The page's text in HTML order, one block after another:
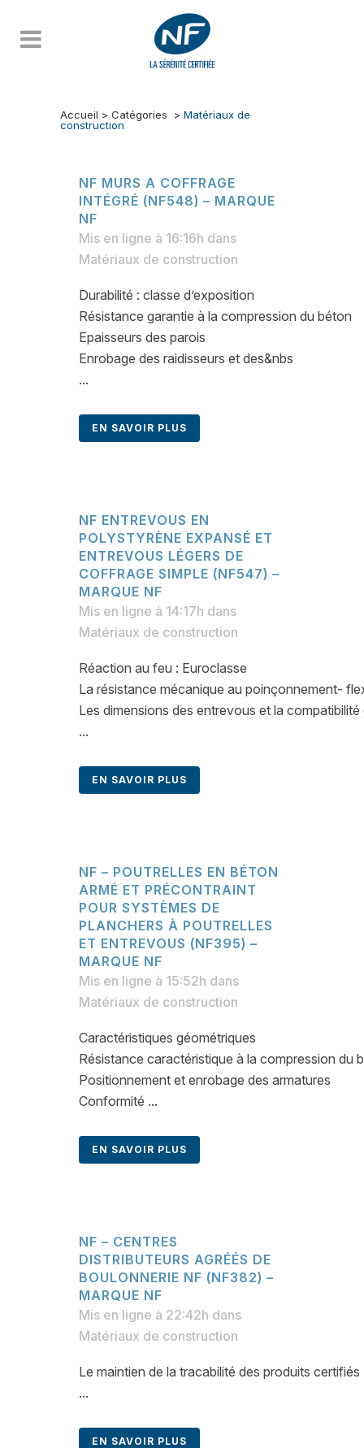
Accueil > Catégories > Matériaux de
construction
NF MURS A COFFRAGE
INTÉGRÉ (NF548) – MARQUE
NF
Mis en ligne à 16:16h dans
Matériaux de construction
Durabilité : classe d’exposition
Résistance garantie à la compression du béton
Epaisseurs des parois
Enrobage des raidisseurs et des&nbs
...
EN SAVOIR PLUS
NF ENTREVOUS EN
POLYSTYRÈNE EXPANSÉ ET
ENTREVOUS LÉGERS DE
COFFRAGE SIMPLE (NF547) –
MARQUE NF
Mis en ligne à 14:17h dans
Matériaux de construction
Réaction au feu : Euroclasse
La résistance mécanique au poinçonnement-
Les dimensions des entrevous et la compatibilité
...
EN SAVOIR PLUS
NF – POUTRELLES EN BÉTON
ARMÉ ET PRÉCONTRAINT
POUR SYSTÈMES DE
PLANCHERS À POUTRELLES
ET ENTREVOUS (NF395) –
MARQUE NF
Mis en ligne à 15:52h dans
Matériaux de construction
Caractéristiques géométriques
Résistance caractéristique à la compression du
Positionnement et enrobage des armatures
Conformité ...
EN SAVOIR PLUS
NF – CENTRES
DISTRIBUTEURS AGRÉÉS DE
BOULONNERIE NF (NF382) –
MARQUE NF
Mis en ligne à 22:42h dans
Matériaux de construction
Le maintien de la tracabilité des produits
...
EN SAVOIR PLUS